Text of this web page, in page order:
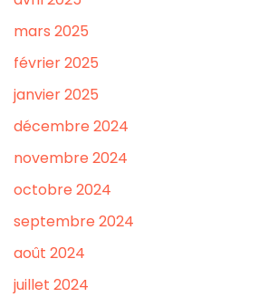
mars 2025
février 2025
janvier 2025
décembre 2024
novembre 2024
octobre 2024
septembre 2024
août 2024
juillet 2024